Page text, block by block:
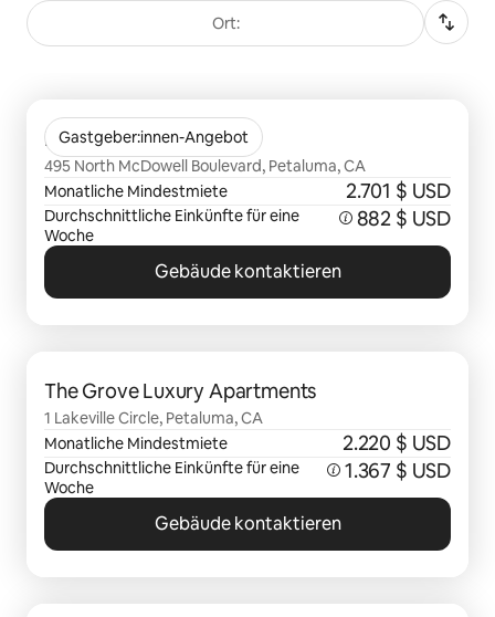
Ort:
Gastgeber:innen-Angebot
Haven at Deer Creek
495 North McDowell Boulevard, Petaluma, CA
Monatliche Mindestmiete
2.701 $ USD
Durchschnittliche Einkünfte für eine
Woche
882 $ USD
Gebäude kontaktieren
The Grove Luxury Apartments
1 Lakeville Circle, Petaluma, CA
Monatliche Mindestmiete
2.220 $ USD
Durchschnittliche Einkünfte für eine
Woche
1.367 $ USD
Gebäude kontaktieren